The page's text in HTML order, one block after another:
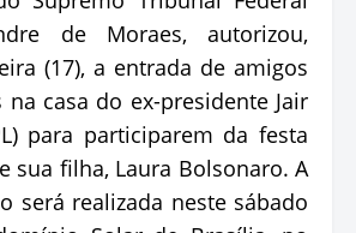
de Moraes, autorizou,
(17), a entrada de amigos
na casa do ex-presidente Jair
para participarem da festa
sua filha, Laura Bolsonaro. A
será realizada neste sábado